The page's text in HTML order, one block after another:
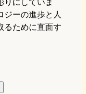
ジーの進歩と人
るために直面す